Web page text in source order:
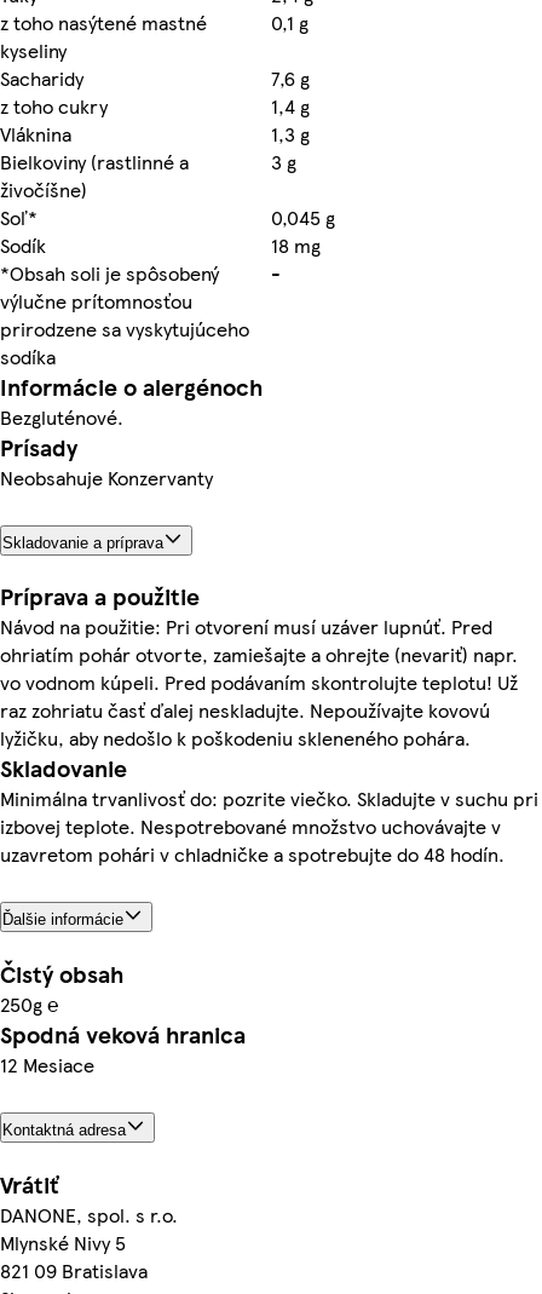
z toho nasýtené mastné
kyseliny
0,1 g
Sacharidy
7,6 g
z toho cukry
1,4 g
Vláknina
1,3 g
Bielkoviny (rastlinné a
živočíšne)
3 g
Soľ*
0,045 g
Sodík
18 mg
*Obsah soli je spôsobený
výlučne prítomnosťou
prirodzene sa vyskytujúceho
sodíka
-
Informácie o alergénoch
Bezgluténové.
Prísady
Neobsahuje Konzervanty
Skladovanie a príprava
Príprava a použitie
Návod na použitie: Pri otvorení musí uzáver lupnúť. Pred
ohriatím pohár otvorte, zamiešajte a ohrejte (nevariť) napr.
vo vodnom kúpeli. Pred podávaním skontrolujte teplotu! Už
raz zohriatu časť ďalej neskladujte. Nepoužívajte kovovú
lyžičku, aby nedošlo k poškodeniu skleneného pohára.
Skladovanie
Minimálna trvanlivosť do: pozrite viečko. Skladujte v suchu pri
izbovej teplote. Nespotrebované množstvo uchovávajte v
uzavretom pohári v chladničke a spotrebujte do 48 hodín.
Ďalšie informácie
Čistý obsah
250g ℮
Spodná veková hranica
12 Mesiace
Kontaktná adresa
Vrátiť
DANONE, spol. s r.o.
Mlynské Nivy 5
821 09 Bratislava